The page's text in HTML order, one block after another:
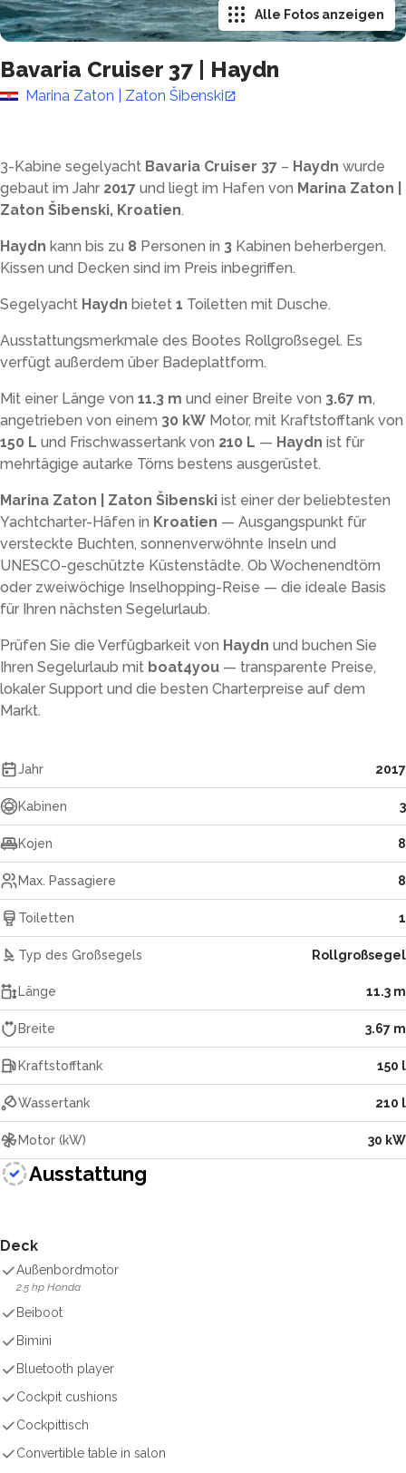
Bavaria Cruiser 37 Haydn
Marina Zaton | Zaton Šibenski
Alle Fotos anzeigen
3-Kabine segelyacht Bavaria Cruiser 37 – Haydn wurde
gebaut im Jahr 2017 und liegt im Hafen von Marina Zaton |
Zaton Šibenski, Kroatien.
Haydn kann bis zu 8 Personen in 3 Kabinen beherbergen.
Kissen und Decken sind im Preis inbegriffen.
Segelyacht Haydn bietet 1 Toiletten mit Dusche.
Ausstattungsmerkmale des Bootes Rollgroßsegel. Es
verfügt außerdem über Badeplattform.
Mit einer Länge von 11.3 m und einer Breite von 3.67 m,
angetrieben von einem 30 kW Motor, mit Kraftstofftank von
150 L und Frischwassertank von 210 L — Haydn ist für
mehrtägige autarke Törns bestens ausgerüstet.
Marina Zaton | Zaton Šibenski ist einer der beliebtesten
Yachtcharter-Häfen in Kroatien — Ausgangspunkt für
versteckte Buchten, sonnenverwöhnte Inseln und
UNESCO-geschützte Küstenstädte. Ob Wochenendtörn
oder zweiwöchige Inselhopping-Reise — die ideale Basis
für Ihren nächsten Segelurlaub.
Prüfen Sie die Verfügbarkeit von Haydn und buchen Sie
Ihren Segelurlaub mit boat4you — transparente Preise,
lokaler Support und die besten Charterpreise auf dem
Markt.
Jahr 2017
Kabinen 3
Kojen 8
Max. Passagiere 8
Toiletten 1
Typ des Großsegels Rollgroßsegel
Länge 11.3 m
Breite 3.67 m
Kraftstofftank 150 l
Wassertank 210 l
Motor (kW) 30 kW
Ausstattung
Deck
Außenbordmotor
2.5 hp Honda
Beiboot
Bimini
Bluetooth player
Cockpit cushions
Cockpittisch
Convertible table in salon